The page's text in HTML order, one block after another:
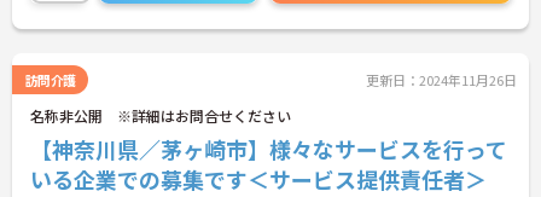
訪問介護 更新日：2024年11月26日
名称非公開 ※詳細はお問合せください
【神奈川県／茅ヶ崎市】様々なサービスを行って
いる企業での募集です＜サービス提供責任者＞